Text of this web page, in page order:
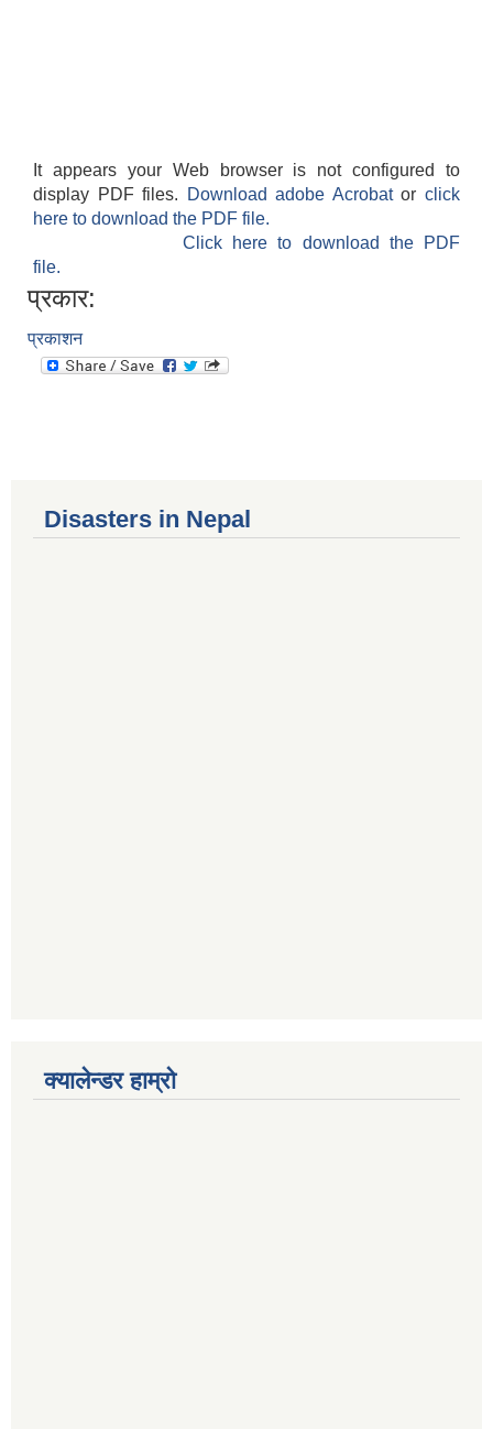
It appears your Web browser is not configured to
display PDF files.
Download adobe Acrobatorclick
here to download the PDF file.
Click here to download the PDF
file.
प्रकार:
प्रकाशन
Disasters in Nepal
क्यालेन्डर हाम्रो